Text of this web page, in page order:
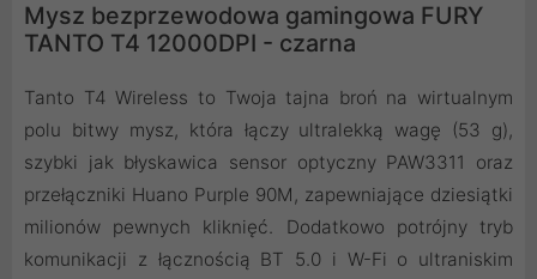
Mysz bezprzewodowa gamingowa FURY
TANTO T4 12000DPI - czarna
Tanto T4 Wireless to Twoja tajna broń na wirtualnym
polu bitwy mysz, która łączy ultralekką wagę (53 g),
szybki jak błyskawica sensor optyczny PAW3311 oraz
przełączniki Huano Purple 90M, zapewniające dziesiątki
milionów pewnych kliknięć. Dodatkowo potrójny tryb
komunikacji z łącznością BT 5.0 i W-Fi o ultraniskim